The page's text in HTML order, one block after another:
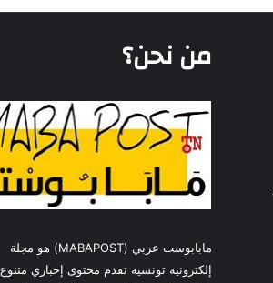
من نحن؟
مابابوست عربي (MABAPOST) هو مجلة
إلكترونية تونسية تقدم محتوى إخباري متنوع